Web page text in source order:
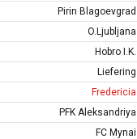
Pirin Blagoevgrad
O.Ljubljana
Hobro I.K.
Liefering
Fredericia
PFK Aleksandriya
FC Mynai